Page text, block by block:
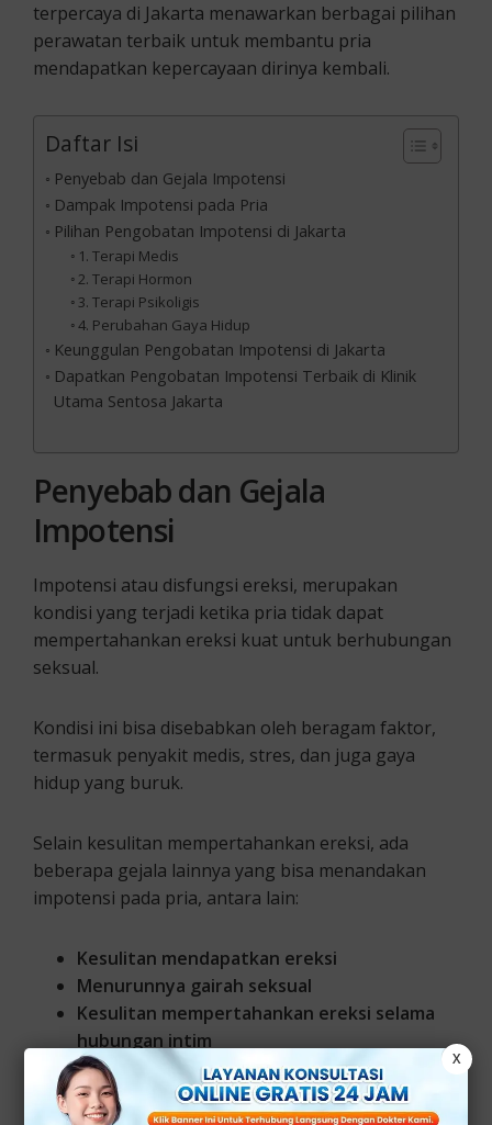
terpercaya di Jakarta menawarkan berbagai pilihan
perawatan terbaik untuk membantu pria
mendapatkan kepercayaan dirinya kembali.
Daftar Isi
Penyebab dan Gejala Impotensi
Dampak Impotensi pada Pria
Pilihan Pengobatan Impotensi di Jakarta
1. Terapi Medis
2. Terapi Hormon
3. Terapi Psikoligis
4. Perubahan Gaya Hidup
Keunggulan Pengobatan Impotensi di Jakarta
Dapatkan Pengobatan Impotensi Terbaik di Klinik
Utama Sentosa Jakarta
Penyebab dan Gejala
Impotensi
Impotensi atau disfungsi ereksi, merupakan
kondisi yang terjadi ketika pria tidak dapat
mempertahankan ereksi kuat untuk berhubungan
seksual.
Kondisi ini bisa disebabkan oleh beragam faktor,
termasuk penyakit medis, stres, dan juga gaya
hidup yang buruk.
Selain kesulitan mempertahankan ereksi, ada
beberapa gejala lainnya yang bisa menandakan
impotensi pada pria, antara lain:
Kesulitan mendapatkan ereksi
Menurunnya gairah seksual
Kesulitan mempertahankan ereksi selama
hubungan intim
Dampak Impotensi pada Pria
X